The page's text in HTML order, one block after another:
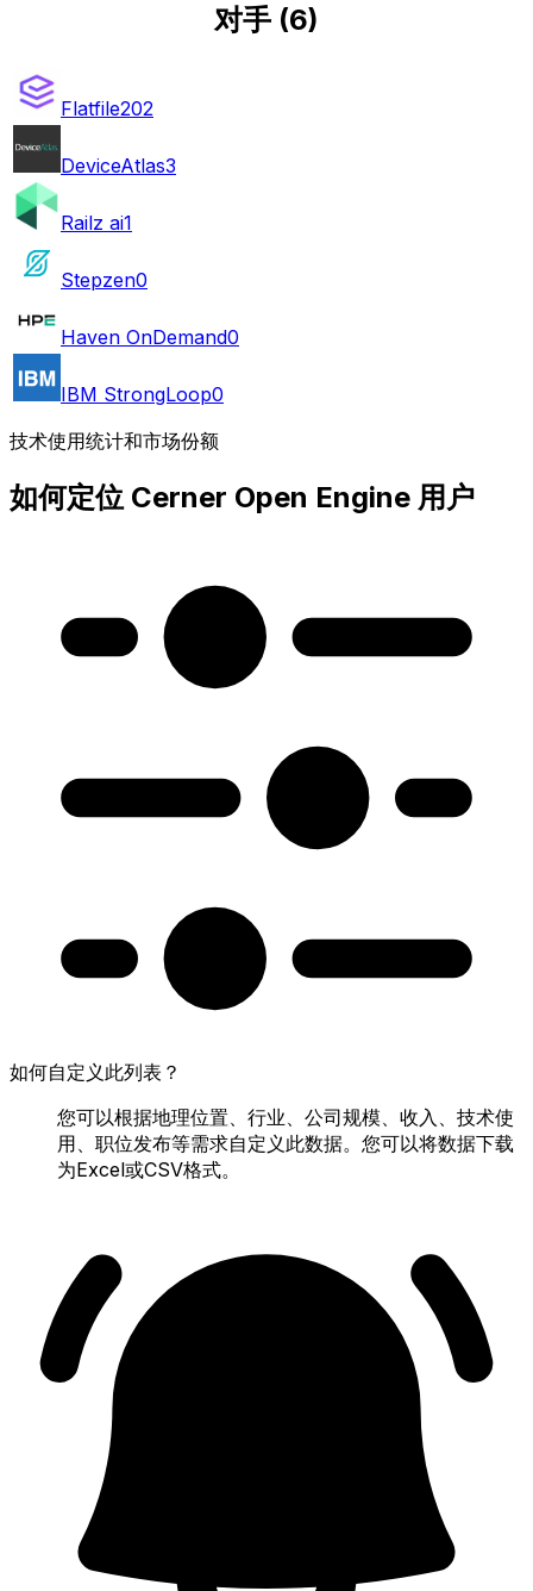
对手 (6)
Flatfile202
DeviceAtlas3
Railz ai1
Stepzen0
Haven OnDemand0
IBM StrongLoop0
技术使用统计和市场份额
如何定位 Cerner Open Engine 用户
如何自定义此列表？
您可以根据地理位置、行业、公司规模、收入、技术使
用、职位发布等需求自定义此数据。您可以将数据下载
为Excel或CSV格式。